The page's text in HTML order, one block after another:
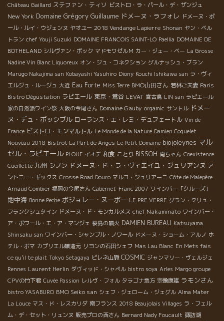
Château Gaillard ステファン・ティソ ビストロ・ラ・パール・デ・ザンジュ
New York Domaine Grégory Guillaume ドメーヌ・ラフォレ ドメーヌ・ポ
ール・ルイ・ウジェンヌ ヤオユー 2018 Vendange Lapierre Shonan ヤン・ベル
トラン chef Youji Suzuki DOMAINE FRANCOIS SAINT-LO Paellia DOMAINE DE
BOTHELAND シルヴァン・ボック マドモワゼルＭ カー・ジェー・ベー La Grosse
Nadine Vin Blanc Liquoreux オン・ジュ・コネクション グルナッシュ・ブラン
Marugo Nakajima san Kobayashi Yasuhiro Diony Kouchi Ishikawa san ラ・ヴィ
エルジュ・ルージュ 大近 Eau Forte Miss Terre BMO山田さん 若林ご夫妻 Paris
Bistro Dégustation ラピエール 東京・鴬谷 LEVAT 宮古島 LIN san ラピエール
家の自然派ワイン祭 大阪の今尾さん Domaine Gauby orgamic サントル ドメー
ヌ・デュ・ポッシブル ローランス・エ・レミ・デュフェートル Vin de
France ビストロ・モンマルトル Le Monde de la Nature Damien Coquelet
Nouveau 2018 Bistrot La Part de Anges Le Petit Domaine biojoleynes マル
セル・ラピエール PLOUF イオデ 和食 ことり BISSOH 南ちゃん Coexistence
Cueillette 九州 シノン ドメーヌ・ド・ラ・ヴィエイユ・ジュリアンヌ ア
ントニー・ギックス Crosse Road Douro マルコ・ジュリアーニ Côte de Malepère
Arnaud Combier 福岡の今尾さん Cabernet-Franc 2007 ワインバー「クルーズ」
地中海 Bonne Peche ボジョレー・ヌーボー LE PRE VERRE グラン・クリュ・
フランクシュタイン ドメーヌ・ド・モンカルメス chef Nakaminato ワインバー・
ア・ボワール・エ・ア・マンジェ 桜島の噴火 DAMIEN BUREAU Katsuyama
Shinsaku san ワインバー・シャンブル・ノワール ドメーヌ・ショーム・アルノ ホ
テル・ボマ カプリエル醸造元 リヨンの石田シェフ Mas Lau Blanc En Mets fais
ce qu'il te plait Tokyo Setagaya ピレネ山脈 COSMIC ジャンマリー・ヴェルジェ
Rennes Laurent Herlin ダヴィッド・シャペル bistro soya Arles Margo groupe
CPVの竹下君 Cuvée Passion レルヴ・フォル タラゴナ地方 宗像康雄 ラモンさん
bistro YASABURO BMO Seiko san シェフ・ジェローム・ジェグル Alma Mater
La Louce マス・ド・レスカリダ 南フランス 2018 Beaujolais Villages ラ・フェル
ム・デ・セット・リュンヌ 販売プロの西さん Bernard Nady Foucault 諏訪湖